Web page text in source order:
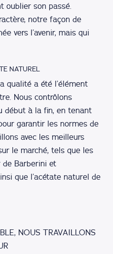
oublier son passé.
notre façon de
vers l’avenir, mais qui
NATUREL
qualité a été l’élément
Nous contrôlons
début à la fin, en tenant
garantir les normes de
avec les meilleurs
le marché, tels que les
de Barberini et
que l’acétate naturel de
NOUS TRAVAILLONS